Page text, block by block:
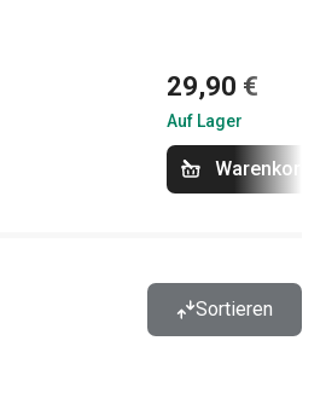
29,90 €
Auf Lager
Warenkorb
Sortieren